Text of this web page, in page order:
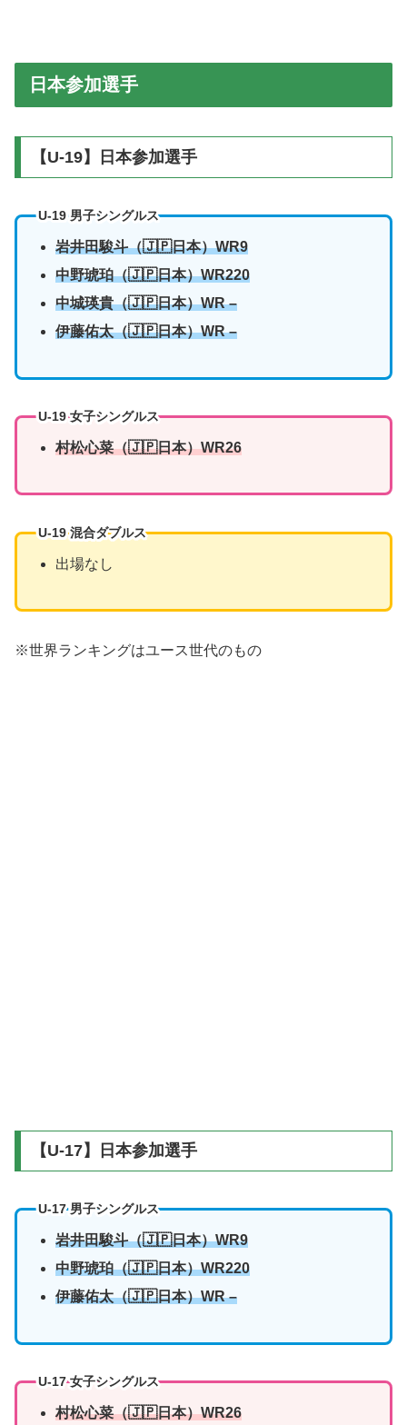
日本参加選手
【U-19】日本参加選手
U-19 男子シングルス
岩井田駿斗（🇯🇵日本）WR9
中野琥珀（🇯🇵日本）WR220
中城瑛貴（🇯🇵日本）WR –
伊藤佑太（🇯🇵日本）WR –
U-19 女子シングルス
村松心菜（🇯🇵日本）WR26
U-19 混合ダブルス
出場なし
※世界ランキングはユース世代のもの
【U-17】日本参加選手
U-17 男子シングルス
岩井田駿斗（🇯🇵日本）WR9
中野琥珀（🇯🇵日本）WR220
伊藤佑太（🇯🇵日本）WR –
U-17 女子シングルス
村松心菜（🇯🇵日本）WR26